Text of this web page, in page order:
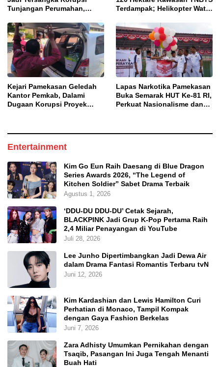
Tunjangan Perumahan,
Intervensi Kajian KJPP
Terdampak; Helikopter Water
Kejari Pamekasan Geledah
Kantor Pemkab, Dalami
Dugaan Korupsi Proyek
Lapas Narkotika Pamekasan
Buka Semarak HUT Ke-81 RI,
Perkuat Nasionalisme dan
Entertainment
Kim Go Eun Raih Daesang di Blue Dragon
Series Awards 2026, “The Legend of
Kitchen Soldier” Sabet Drama Terbaik
Agustus 1, 2026
‘DDU-DU DDU-DU’ Cetak Sejarah,
BLACKPINK Jadi Grup K-Pop Pertama Raih
2,4 Miliar Penayangan di YouTube
Juli 28, 2026
Lee Junho Dipertimbangkan Jadi Dewa Air
dalam Drama Fantasi Romantis Terbaru tvN
Juni 12, 2026
Kim Kardashian dan Lewis Hamilton Curi
Perhatian di Monaco, Tampil Kompak
dengan Gaya Fashion Berkelas
Juni 7, 2026
Zara Adhisty Umumkan Pernikahan dengan
Tsaqib, Pasangan Ini Juga Tengah Menanti
Buah Hati